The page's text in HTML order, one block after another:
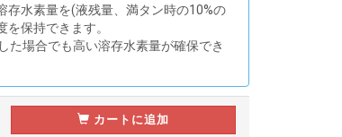
存水素量を(液残量、満タン時の10%の
保持できます。
た場合でも高い溶存水素量が確保でき
カートに追加